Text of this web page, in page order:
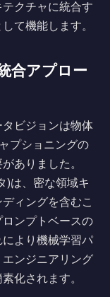
クチャに統合す
て機能します。
合アプロー
ビジョンは物体
プショニングの
ありました。
)は、密な領域キ
ィングを含むこ
ンプトベースの
より機械学習パ
ンジニアリング
化されます。